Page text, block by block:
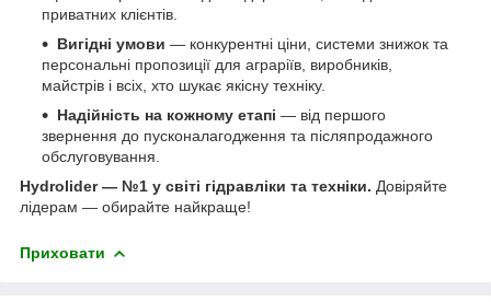
приватних клієнтів.
Вигідні умови — конкурентні ціни, системи знижок та
персональні пропозиції для аграріїв, виробників,
майстрів і всіх, хто шукає якісну техніку.
Надійність на кожному етапі — від першого
звернення до пусконалагодження та післяпродажного
обслуговування.
Hydrolider — №1 у світі гідравліки та техніки. Довіряйте
лідерам — обирайте найкраще!
Приховати